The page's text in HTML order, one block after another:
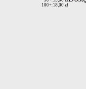
100+: 18,00 zł